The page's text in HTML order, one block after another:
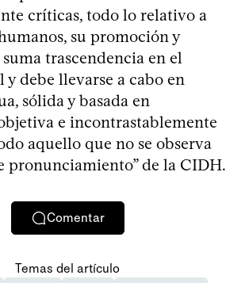
críticas, todo lo relativo a
su promoción y
suma trascendencia en el
debe llevarse a cabo en
sólida y basada en
e incontrastablemente
aquello que no se observa
pronunciamiento” de la CIDH.
Comentar
Temas del artículo